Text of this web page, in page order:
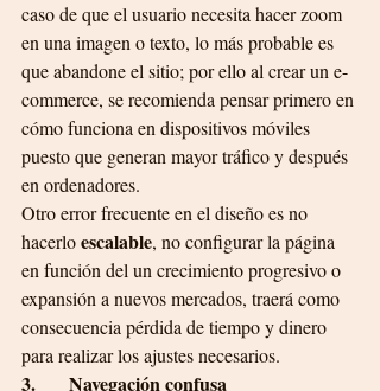
caso de que el usuario necesita hacer zoom
en una imagen o texto, lo más probable es
que abandone el sitio; por ello al crear un e-
commerce, se recomienda pensar primero en
cómo funciona en dispositivos móviles
puesto que generan mayor tráfico y después
en ordenadores.
Otro error frecuente en el diseño es no
hacerlo escalable, no configurar la página
en función del un crecimiento progresivo o
expansión a nuevos mercados, traerá como
consecuencia pérdida de tiempo y dinero
para realizar los ajustes necesarios.
3.       Navegación confusa